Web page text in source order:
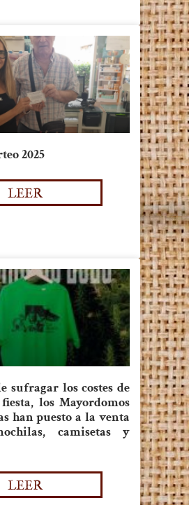
2025
LEER
sufragar los costes de
los Mayordomos
han puesto a la venta
camisetas y
LEER